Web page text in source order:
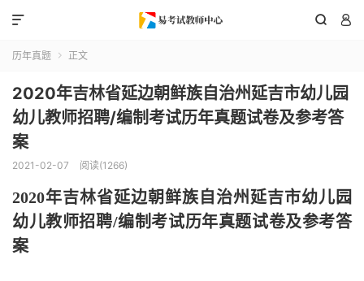
 

历年真题  正文
2020年吉林省延边朝鲜族自治州延吉市幼儿园
幼儿教师招聘/编制考试历年真题试卷及参考答
案
2021-02-07 阅读(1266)
2020年吉林省延边朝鲜族自治州延吉市幼儿园
幼儿教师招聘/编制考试历年真题试卷及参考答
案